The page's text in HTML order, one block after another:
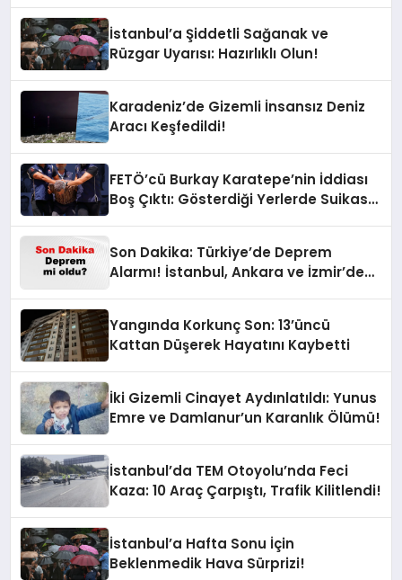
İstanbul’a Şiddetli Sağanak ve
Rüzgar Uyarısı: Hazırlıklı Olun!
Karadeniz’de Gizemli İnsansız Deniz
Aracı Keşfedildi!
FETÖ’cü Burkay Karatepe’nin İddiası
Boş Çıktı: Gösterdiği Yerlerde Suikast
Son Dakika: Türkiye’de Deprem
Alarmı! İstanbul, Ankara ve İzmir’de
Yangında Korkunç Son: 13’üncü
Kattan Düşerek Hayatını Kaybetti
İki Gizemli Cinayet Aydınlatıldı: Yunus
Emre ve Damlanur’un Karanlık Ölümü!
İstanbul’da TEM Otoyolu’nda Feci
Kaza: 10 Araç Çarpıştı, Trafik Kilitlendi!
İstanbul’a Hafta Sonu İçin
Beklenmedik Hava Sürprizi!